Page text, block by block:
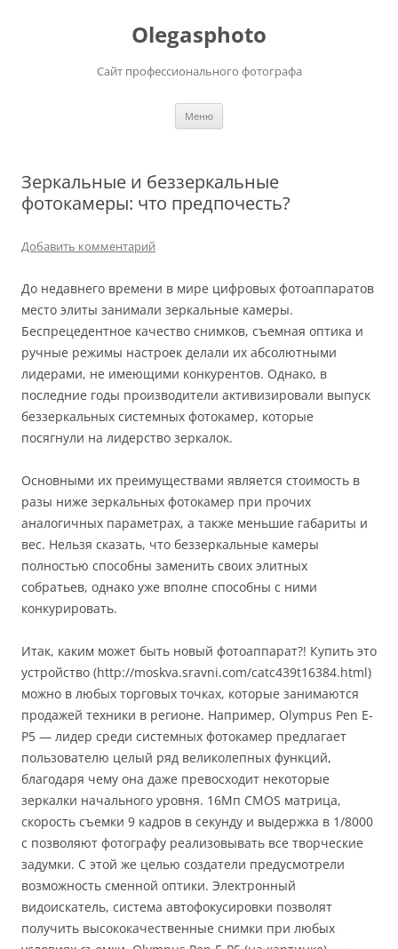
Olegasphoto
Сайт профессионального фотографа
Меню
Зеркальные и беззеркальные
фотокамеры: что предпочесть?
Добавить комментарий
До недавнего времени в мире цифровых фотоаппаратов
место элиты занимали зеркальные камеры.
Беспрецедентное качество снимков, съемная оптика и
ручные режимы настроек делали их абсолютными
лидерами, не имеющими конкурентов. Однако, в
последние годы производители активизировали выпуск
беззеркальных системных фотокамер, которые
посягнули на лидерство зеркалок.
Основными их преимуществами является стоимость в
разы ниже зеркальных фотокамер при прочих
аналогичных параметрах, а также меньшие габариты и
вес. Нельзя сказать, что беззеркальные камеры
полностью способны заменить своих элитных
собратьев, однако уже вполне способны с ними
конкурировать.
Итак, каким может быть новый фотоаппарат?! Купить это
устройство (http://moskva.sravni.com/catc439t16384.html)
можно в любых торговых точках, которые занимаются
продажей техники в регионе. Например, Olympus Pen E-
P5 — лидер среди системных фотокамер предлагает
пользователю целый ряд великолепных функций,
благодаря чему она даже превосходит некоторые
зеркалки начального уровня. 16Мп CMOS матрица,
скорость съемки 9 кадров в секунду и выдержка в 1/8000
с позволяют фотографу реализовывать все творческие
задумки. С этой же целью создатели предусмотрели
возможность сменной оптики. Электронный
видоискатель, система автофокусировки позволят
получить высококачественные снимки при любых